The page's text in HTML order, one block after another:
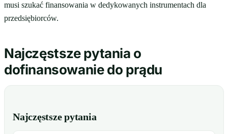
musi szukać finansowania w dedykowanych instrumentach dla
przedsiębiorców.
Najczęstsze pytania o
dofinansowanie do prądu
Najczęstsze pytania